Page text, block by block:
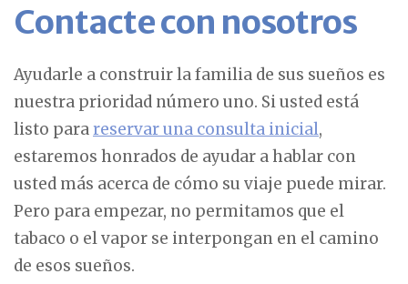
Contacte con nosotros
Ayudarle a construir la familia de sus sueños es
nuestra prioridad número uno. Si usted está
listo parareservar una consulta inicial,
estaremos honrados de ayudar a hablar con
usted más acerca de cómo su viaje puede mirar.
Pero para empezar, no permitamos que el
tabaco o el vapor se interpongan en el camino
de esos sueños.